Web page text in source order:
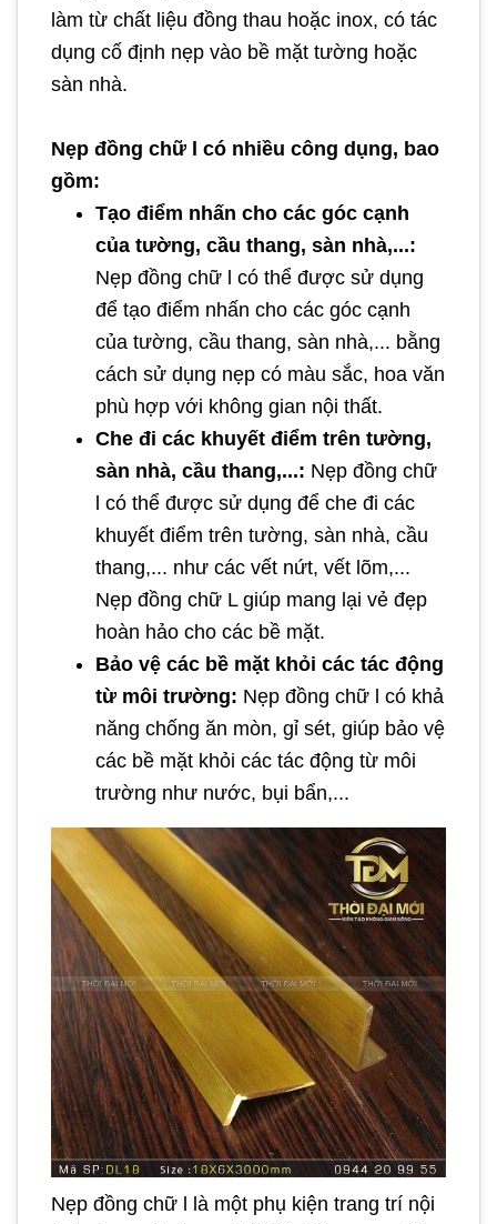
làm từ chất liệu đồng thau hoặc inox, có tác
dụng cố định nẹp vào bề mặt tường hoặc
sàn nhà.
Nẹp đồng chữ l có nhiều công dụng, bao
gồm:
Tạo điểm nhấn cho các góc cạnh
của tường, cầu thang, sàn nhà,...:
Nẹp đồng chữ l có thể được sử dụng
để tạo điểm nhấn cho các góc cạnh
của tường, cầu thang, sàn nhà,... bằng
cách sử dụng nẹp có màu sắc, hoa văn
phù hợp với không gian nội thất.
Che đi các khuyết điểm trên tường,
sàn nhà, cầu thang,...: Nẹp đồng chữ
l có thể được sử dụng để che đi các
khuyết điểm trên tường, sàn nhà, cầu
thang,... như các vết nứt, vết lõm,...
Nẹp đồng chữ L giúp mang lại vẻ đẹp
hoàn hảo cho các bề mặt.
Bảo vệ các bề mặt khỏi các tác động
từ môi trường: Nẹp đồng chữ l có khả
năng chống ăn mòn, gỉ sét, giúp bảo vệ
các bề mặt khỏi các tác động từ môi
trường như nước, bụi bẩn,...
Nẹp đồng chữ l là một phụ kiện trang trí nội